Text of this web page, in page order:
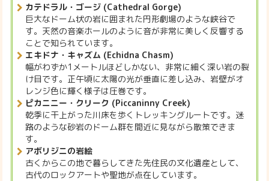
カテドラル・ゴージ (Cathedral Gorge)
巨大なドーム状の岩に囲まれた円形劇場のような峡谷で
す。天然の音楽ホールのように音が非常に美しく反響する
ことで知られています。
エキドナ・キャズム (Echidna Chasm)
幅がわずか1メートルほどしかない、非常に細く深い岩の裂
け目です。正午頃に太陽の光が垂直に差し込み、岩壁がオ
レンジ色に輝く様子は圧巻です。
ピカニニー・クリーク (Piccaninny Creek)
乾季に干上がった川床を歩くトレッキングルートです。迷
路のような砂岩のドーム群を間近に見ながら散策できま
す。
アボリジニの岩絵
古くからこの地で暮らしてきた先住民の文化遺産として、
古代のロックアートや聖地が点在しています。